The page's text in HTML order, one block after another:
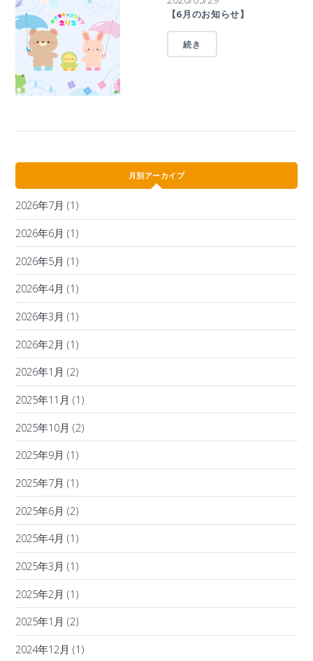
【6月のお知らせ】
続き
月別アーカイブ
2026年7月 (1)
2026年6月 (1)
2026年5月 (1)
2026年4月 (1)
2026年3月 (1)
2026年2月 (1)
2026年1月 (2)
2025年11月 (1)
2025年10月 (2)
2025年9月 (1)
2025年7月 (1)
2025年6月 (2)
2025年4月 (1)
2025年3月 (1)
2025年2月 (1)
2025年1月 (2)
2024年12月 (1)